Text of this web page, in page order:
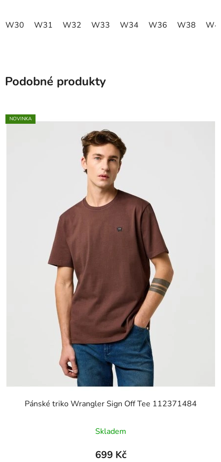
W30 W31 W32 W33 W34 W36 W38
Podobné produkty
NOVINKA
Pánské triko Wrangler Sign Off Tee 112371484
Skladem
699 Kč